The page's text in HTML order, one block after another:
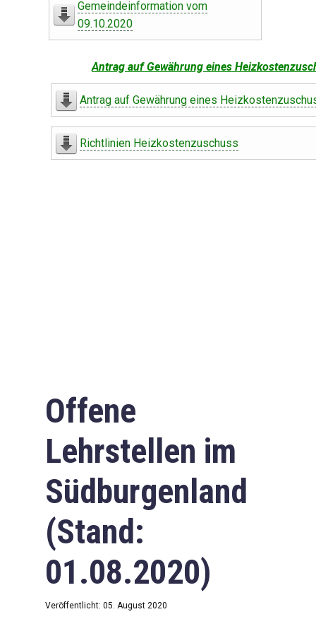
Gemeindeinformation vom
09.10.2020
Antrag auf Gewährung eines
Antrag auf Gewährung eines
Richtlinien Heizkostenzuschuss
Offene
Lehrstellen im
Südburgenland
(Stand:
01.08.2020)
Veröffentlicht: 05. August 2020